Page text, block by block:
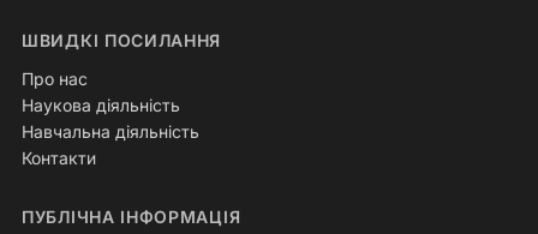
ШВИДКІ ПОСИЛАННЯ
Про нас
Наукова діяльність
Навчальна діяльність
Контакти
ПУБЛІЧНА ІНФОРМАЦІЯ